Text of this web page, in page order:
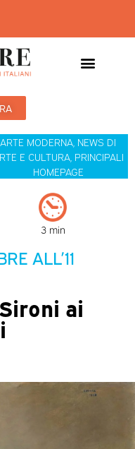
ARTE MODERNA NEWS DI
E CULTURA, PRINCIPALI
HOMEPAGE
3 min
ALL’11
ai